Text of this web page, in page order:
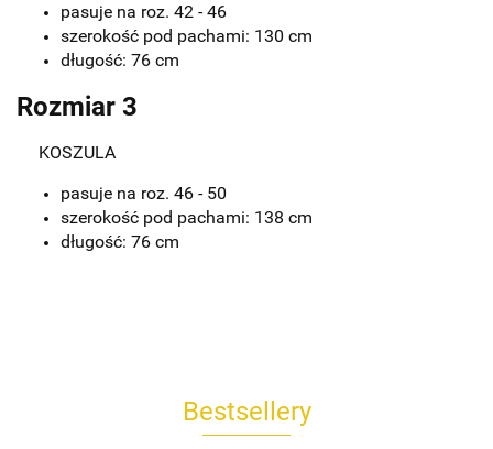
pasuje na roz. 42 - 46
szerokość pod pachami: 130 cm
długość: 76 cm
Rozmiar 3
KOSZULA
pasuje na roz. 46 - 50
szerokość pod pachami: 138 cm
długość: 76 cm
Bestsellery